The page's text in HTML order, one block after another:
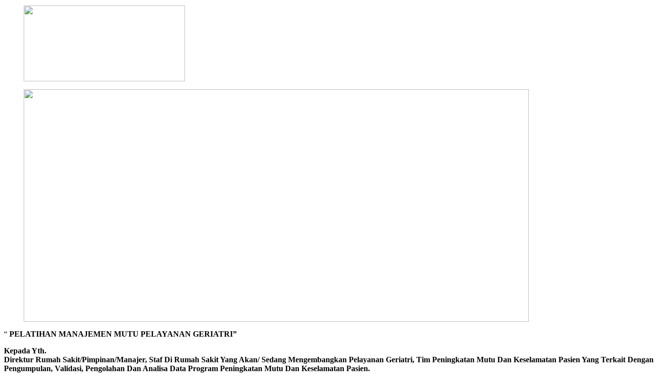
“ PELATIHAN MANAJEMEN MUTU PELAYANAN GERIATRI”
Kepada Yth.
Direktur Rumah Sakit/Pimpinan/Manajer, Staf Di Rumah Sakit Yang Akan/ Sedang Mengembangkan Pelayanan Geriatri, Tim Peningkatan Mutu Dan Keselamatan Pasien Yang Terkait Dengan
Pengumpulan, Validasi, Pengolahan Dan Analisa Data Program Peningkatan Mutu Dan Keselamatan Pasien.